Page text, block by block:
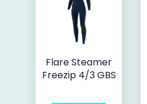
Flare Steamer
Freezip 4/3 GBS